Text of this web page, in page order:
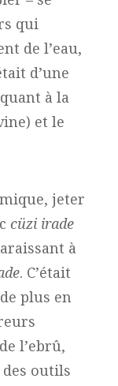
qui
de l’eau,
d’une
à la
et le
jeter
cüzi irade
à
. C’était
plus en
l’ebrû,
outils